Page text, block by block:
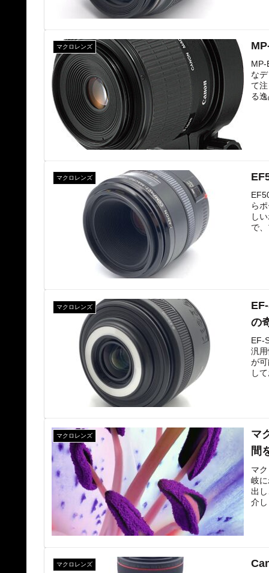
マクロレンズ
MP-
な
て
る
マクロレンズ
ら
し
で
マクロレンズ
の
EF-
汎
が
し
マクロレンズ
マ
間
マ
岐
出
介
マクロレンズ